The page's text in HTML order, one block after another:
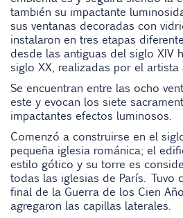
también su impactante
sus ventanas decoradas con
instalaron en tres etapas
desde las antiguas del siglo XIV
siglo XX, realizadas por el artista
Se encuentran entre las ocho
este y evocan los siete
impactantes efectos luminosos.
Comenzó a construirse en el
pequeña iglesia románica; el
estilo gótico y su torre es
todas las iglesias de París. Tuvo
final de la Guerra de los Cien
agregaron las capillas laterales.